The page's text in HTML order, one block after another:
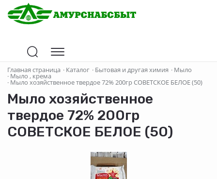
Главная страница · Каталог · Бытовая и другая химия · Мыло
· Мыло , крема
· Мыло хозяйственное твердое 72% 200гр СОВЕТСКОЕ БЕЛОЕ (50)
Мыло хозяйственное
твердое 72% 200гр
СОВЕТСКОЕ БЕЛОЕ (50)